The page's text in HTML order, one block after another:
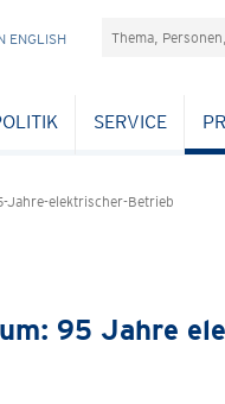
ENGLISH Suchefeld
SERVICE
Jahre-elektrischer-Betrieb
95 Jahre